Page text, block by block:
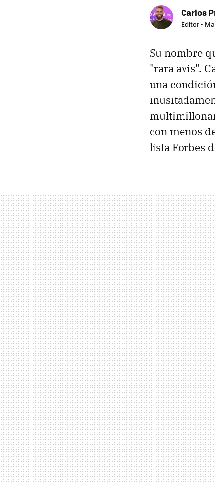
Carlos
Editor -
Su nombre
"rara avis".
una
con menos
lista Forbes